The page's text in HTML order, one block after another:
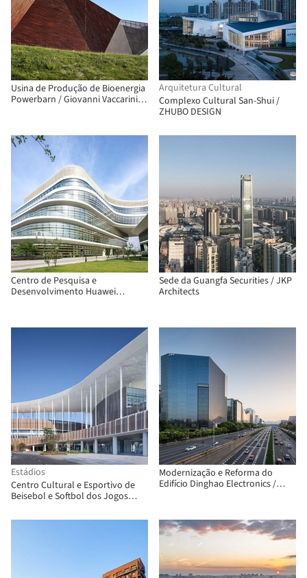
Usina de Produção de Bioenergia
Powerbarn / Giovanni Vaccarini
Arquitetura Cultural
Complexo Cultural San-Shui /
ZHUBO DESIGN
Centro de Pesquisa e
Desenvolvimento Huawei
Sede da Guangfa Securities / JKP
Architects
Estádios
Centro Cultural e Esportivo de
Beisebol e Softbol dos Jogos
Modernização e Reforma do
Edifício Dinghao Electronics /